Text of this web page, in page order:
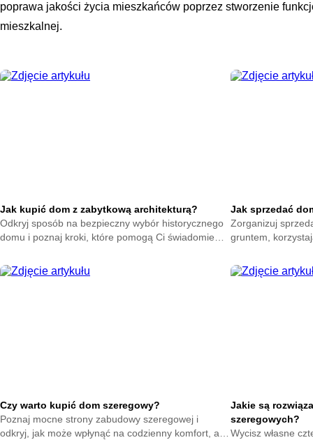
poprawa jakości życia mieszkańców poprzez stworzenie
mieszkalnej.
Jak kupić dom z zabytkową architekturą?
Odkryj sposób na bezpieczny wybór historycznego
domu i poznaj kroki, które pomogą Ci świadomie
przed zakupem.
Jak sprzedać
Zorganizuj
gruntem,
sprawnie
Czy warto kupić dom szeregowy?
Poznaj mocne strony zabudowy szeregowej i
odkryj, jak może wpłynąć na codzienny komfort, aby
Jakie są
szeregowych?
Wycisz własne